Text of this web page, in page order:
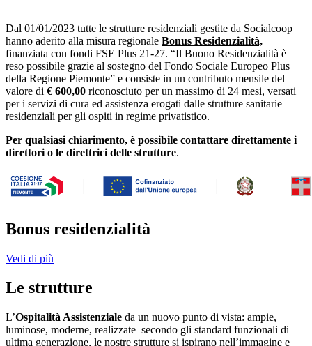
Dal 01/01/2023 tutte le strutture residenziali gestite da Socialcoop
hanno aderito alla misura regionale Bonus Residenzialità,
finanziata con fondi FSE Plus 21-27. “Il Buono Residenzialità è
reso possibile grazie al sostegno del Fondo Sociale Europeo Plus
della Regione Piemonte” e consiste in un contributo mensile del
valore di € 600,00 riconosciuto per un massimo di 24 mesi, versati
per i servizi di cura ed assistenza erogati dalle strutture sanitarie
residenziali per gli ospiti in regime privatistico.
Per qualsiasi chiarimento, è possibile contattare direttamente i
direttori o le direttrici delle strutture.
Bonus residenzialità
Vedi di più
Le strutture
L’Ospitalità Assistenziale da un nuovo punto di vista: ampie,
luminose, moderne, realizzate secondo gli standard funzionali di
ultima generazione, le nostre strutture si ispirano nell’immagine e